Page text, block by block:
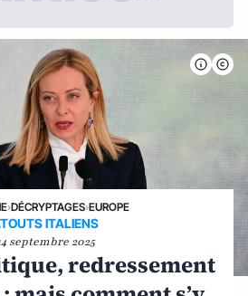
›DÉCRYPTAGES›EUROPE
ITALIENS
septembre 2025
redressement